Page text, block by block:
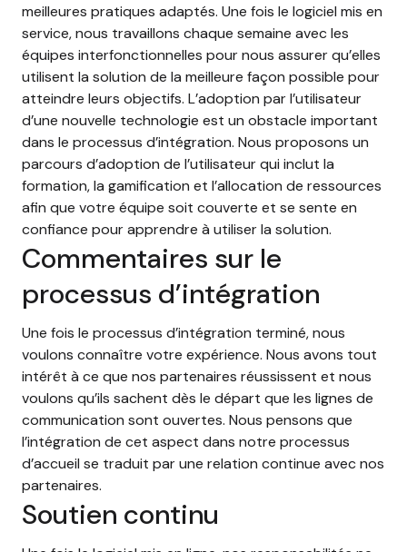
meilleures pratiques adaptés. Une fois le logiciel mis en
service, nous travaillons chaque semaine avec les
équipes interfonctionnelles pour nous assurer qu’elles
utilisent la solution de la meilleure façon possible pour
atteindre leurs objectifs. L’adoption par l’utilisateur
d’une nouvelle technologie est un obstacle important
dans le processus d’intégration. Nous proposons un
parcours d’adoption de l’utilisateur qui inclut la
formation, la gamification et l’allocation de ressources
afin que votre équipe soit couverte et se sente en
confiance pour apprendre à utiliser la solution.
Commentaires sur le
processus d’intégration
Une fois le processus d’intégration terminé, nous
voulons connaître votre expérience. Nous avons tout
intérêt à ce que nos partenaires réussissent et nous
voulons qu’ils sachent dès le départ que les lignes de
communication sont ouvertes. Nous pensons que
l’intégration de cet aspect dans notre processus
d’accueil se traduit par une relation continue avec nos
partenaires.
Soutien continu